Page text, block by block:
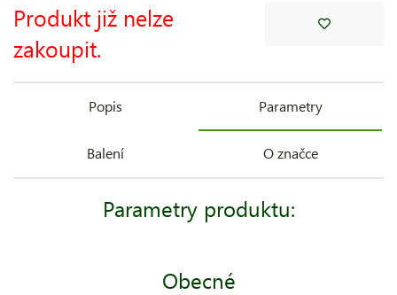
Produkt již nelze
zakoupit.
Popis Parametry
Balení O značce
Parametry produktu:
Obecné